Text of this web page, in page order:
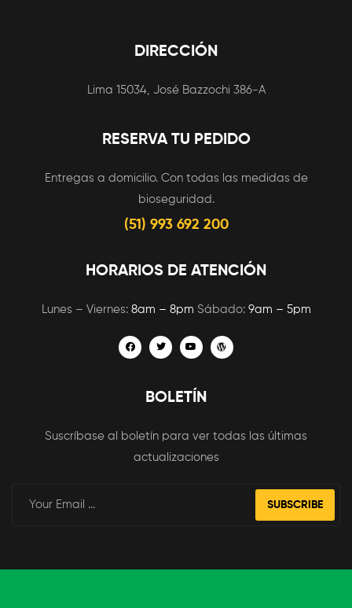
DIRECCIÓN
Lima 15034, José Bazzochi 386-A
RESERVA TU PEDIDO
Entregas a domicilio. Con todas las medidas de
bioseguridad.
(51) 993 692 200
HORARIOS DE ATENCIÓN
Lunes – Viernes: 8am – 8pm Sábado: 9am – 5pm
BOLETÍN
Suscríbase al boletín para ver todas las últimas
actualizaciones
SUBSCRIBE